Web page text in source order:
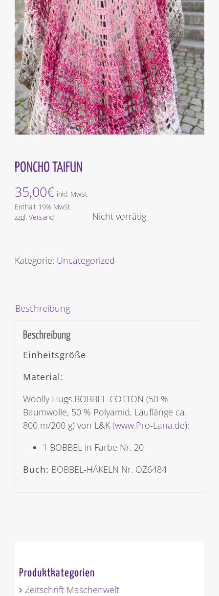
PONCHO TAIFUN
35,00€ inkl. MwSt
Enthält 19% MwSt.
zzgl. Versand Nicht vorrätig
Kategorie: Uncategorized
Beschreibung
Beschreibung
Einheitsgröße
Material:
Woolly Hugs BOBBEL-COTTON (50 %
Baumwolle, 50 % Polyamid, Lauflänge ca.
800 m/200 g) von L&K (www.Pro-Lana.de):
1 BOBBEL in Farbe Nr. 20
Buch: BOBBEL-HÄKELN Nr. OZ6484
Produktkategorien
Zeitschrift Maschenwelt